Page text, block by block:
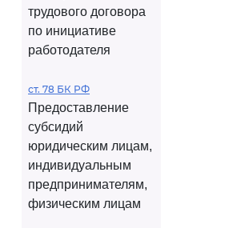
трудового договора
по инициативе
работодателя
ст. 78 БК РФ
Предоставление
субсидий
юридическим лицам,
индивидуальным
предпринимателям,
физическим лицам